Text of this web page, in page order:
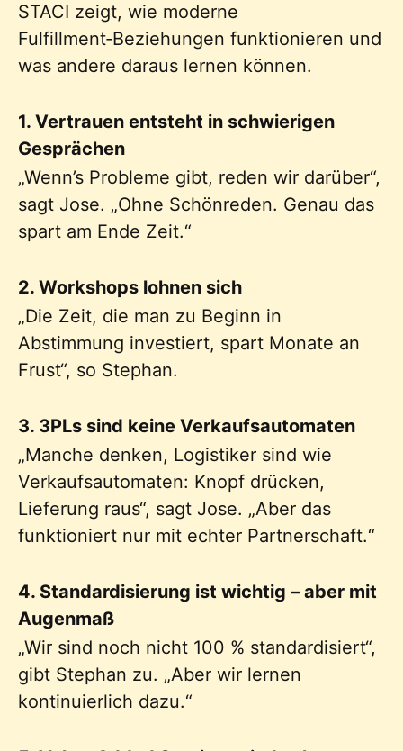
STACI zeigt, wie moderne
Fulfillment‑Beziehungen funktionieren und
was andere daraus lernen können.
1. Vertrauen entsteht in schwierigen
Gesprächen
„Wenn’s Probleme gibt, reden wir darüber“,
sagt Jose. „Ohne Schönreden. Genau das
spart am Ende Zeit.“
2. Workshops lohnen sich
„Die Zeit, die man zu Beginn in
Abstimmung investiert, spart Monate an
Frust“, so Stephan.
3. 3PLs sind keine Verkaufsautomaten
„Manche denken, Logistiker sind wie
Verkaufsautomaten: Knopf drücken,
Lieferung raus“, sagt Jose. „Aber das
funktioniert nur mit echter Partnerschaft.“
4. Standardisierung ist wichtig – aber mit
Augenmaß
„Wir sind noch nicht 100 % standardisiert“,
gibt Stephan zu. „Aber wir lernen
kontinuierlich dazu.“